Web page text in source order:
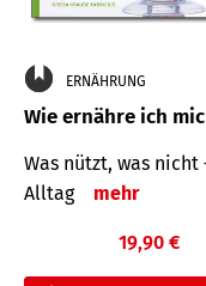
ERNÄHRUNG
Wie ernähre ich
Was nützt, was
Alltag
mehr
19,90 €